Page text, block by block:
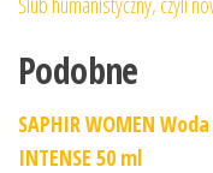
Podobne
SAPHIR WOMEN
INTENSE 50 ml